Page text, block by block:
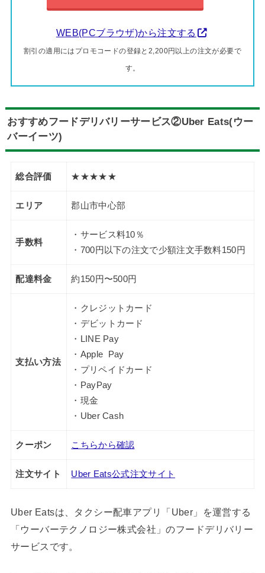
WEB(PCブラウザ)から注文する
割引の適用にはプロモコードの登録と2,200円以上の注文が必要で
す。
おすすめフードデリバリーサービス②Uber Eats(ウー
バーイーツ)
総合評価 ★★★★★
エリア 郡山市中心部
手数料
・サービス料10％
・700円以下の注文で少額注文手数料150円
配達料金 約150円〜500円
支払い方法
・クレジットカード
・デビットカード
・LINE Pay
・Apple Pay
・プリペイドカード
・PayPay
・現金
・Uber Cash
クーポン こちらから確認
注文サイト Uber Eats公式注文サイト
Uber Eatsは、タクシー配車アプリ「Uber」を運営する
「ウーバーテクノロジー株式会社」のフードデリバリー
サービスです。